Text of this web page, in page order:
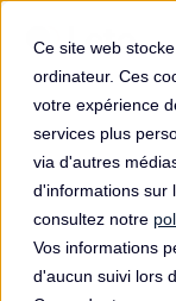
Ce site web
ordinateur. Ces
votre expérience
services plus
via d'autres
d'informations sur
consultez notre
Vos informations
d'aucun suivi lors